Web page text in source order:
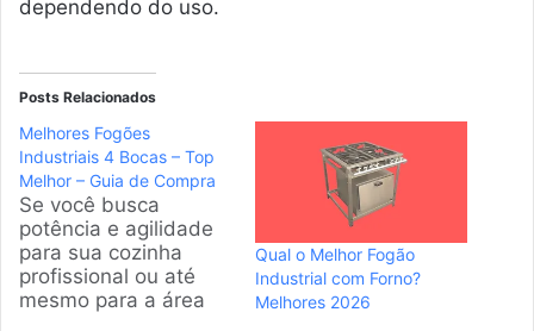
dependendo do uso.
Posts Relacionados
Melhores Fogões
Industriais 4 Bocas – Top
Melhor – Guia de Compra
Se você busca
potência e agilidade
para sua cozinha
profissional ou até
mesmo para a área
Qual o Melhor Fogão
Industrial com Forno?
Melhores 2026